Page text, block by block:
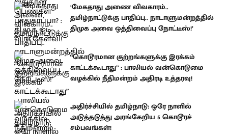
‘மேகதாது அணை விவகாரம்..
தமிழ்நாட்டுக்கு பாதிப்பு.. நாடாளுமன்றத்தில்
திமுக அவை ஒத்திவைப்பு நோட்டீஸ்!’
“கொடூரமான குற்றங்களுக்கு இரக்கம்
காட்டக்கூடாது” : பாலியல் வன்கொடுமை
வழக்கில் நீதிமன்றம் அதிரடி உத்தரவு!
அதிர்ச்சியில் தமிழ்நாடு: ஒரே நாளில்
அடுத்தடுத்து அரங்கேறிய 5 கொடூரச்
சம்பவங்கள்!